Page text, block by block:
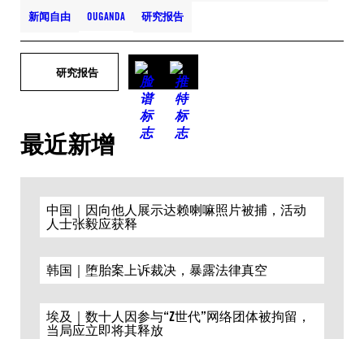
新闻自由 OUGANDA 研究报告
研究报告
最近新增
中国｜因向他人展示达赖喇嘛照片被捕，活动
人士张毅应获释
韩国｜堕胎案上诉裁决，暴露法律真空
埃及｜数十人因参与“Z世代”网络团体被拘留，
当局应立即将其释放